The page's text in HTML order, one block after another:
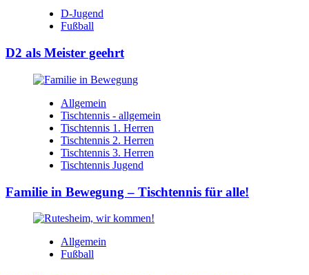
D-Jugend
Fußball
D2 als Meister geehrt
Allgemein
Tischtennis - allgemein
Tischtennis 1. Herren
Tischtennis 2. Herren
Tischtennis 3. Herren
Tischtennis Jugend
Familie in Bewegung – Tischtennis für alle!
Allgemein
Fußball